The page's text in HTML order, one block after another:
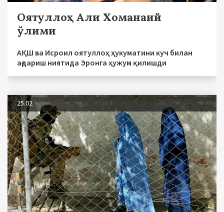
Оятуллоҳ Али Хоманаий
ўлими
АҚШ ва Исроил оятуллоҳ ҳукуматини куч билан
ағдариш ниятида Эронга ҳужум қилишди
25.02